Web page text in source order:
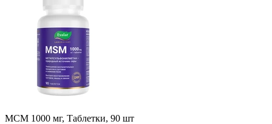
МСМ 1000 мг, Таблетки, 90 шт